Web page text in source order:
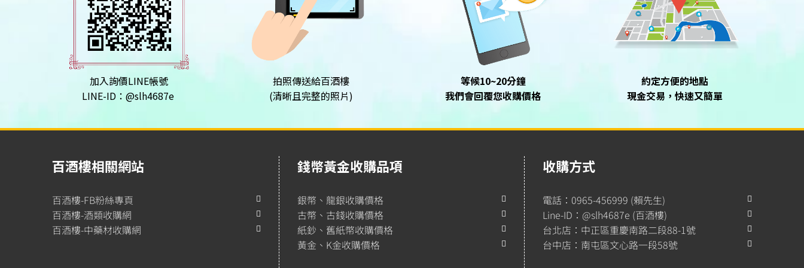
加入詢價LINE帳號
LINE-ID：@slh4687e
拍照傳送給百酒樓
(清晰且完整的照片)
等候10~20分鐘
我們會回覆您收購價格
約定方便的地點
現金交易，快速又簡單
百酒樓相關網站
百酒樓-FB粉絲專頁
百酒樓-酒類收購網
百酒樓-中藥材收購網
錢幣黃金收購品項
銀幣、龍銀收購價格
古幣、古錢收購價格
紙鈔、舊紙幣收購價格
黃金、K金收購價格
收購方式
電話：0965-456999 (賴先生)
Line-ID：@slh4687e (百酒樓)
台北店：中正區重慶南路二段88-1號
台中店：南屯區文心路一段58號